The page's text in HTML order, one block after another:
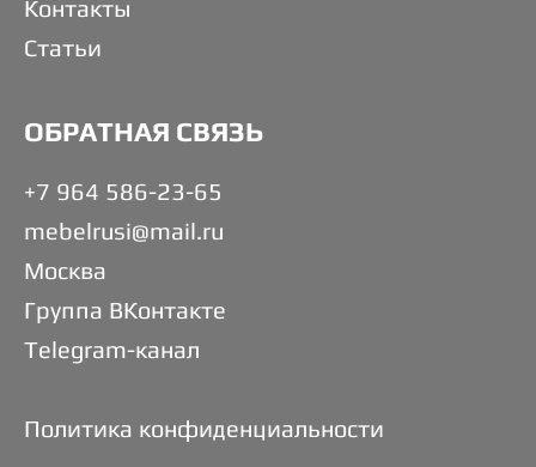
Контакты
Статьи
ОБРАТНАЯ СВЯЗЬ
+7 964 586-23-65
mebelrusi@mail.ru
Москва
Группа ВКонтакте
Telegram-канал
Политика конфиденциальности